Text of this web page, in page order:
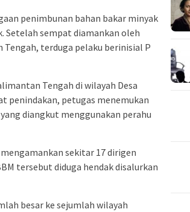
penimbunan bahan bakar minyak
Setelah sempat diamankan oleh
Tengah, terduga pelaku berinisial P
Tengah di wilayah Desa
penindakan, petugas menemukan
diangkut menggunakan perahu
sekitar 17 dirigen
tersebut diduga hendak disalurkan
besar ke sejumlah wilayah